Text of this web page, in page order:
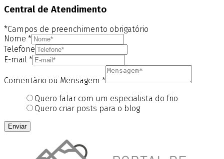
Central de Atendimento
*Campos de preenchimento obrigatório
Nome *
Telefone
E-mail *
Comentário ou Mensagem *
Quero falar com um especialista do frio
Quero criar posts para o blog
Enviar